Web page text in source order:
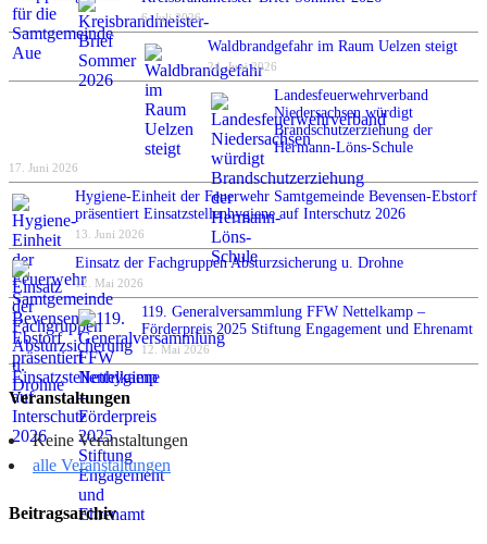
6. Juli 2026
Waldbrandgefahr im Raum Uelzen steigt
24. Juni 2026
Landesfeuerwehrverband
Niedersachsen würdigt
Brandschutzerziehung der
Hermann-Löns-Schule
17. Juni 2026
Hygiene-Einheit der Feuerwehr Samtgemeinde Bevensen-Ebstorf
präsentiert Einsatzstellenhygiene auf Interschutz 2026
13. Juni 2026
Einsatz der Fachgruppen Absturzsicherung u. Drohne
12. Mai 2026
119. Generalversammlung FFW Nettelkamp –
Förderpreis 2025 Stiftung Engagement und Ehrenamt
12. Mai 2026
Veranstaltungen
Keine Veranstaltungen
alle Veranstaltungen
Beitragsarchiv